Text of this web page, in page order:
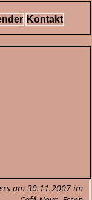
Kontakt
am 30.11.2007 im